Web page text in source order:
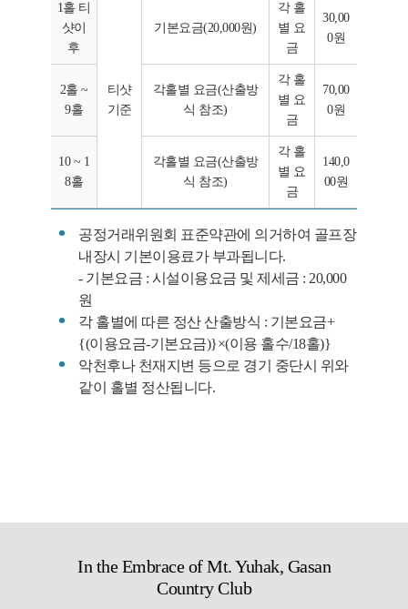
1홀 티
샷이
후
티샷
기준
기본요금(20,000원)
각 홀
별 요
금
30,00
0원
2홀 ~
9홀
각홀별 요금(산출방
식 참조)
각 홀
별 요
금
70,00
0원
10 ~ 1
8홀
각홀별 요금(산출방
식 참조)
각 홀
별 요
금
140,0
00원
공정거래위원회 표준약관에 의거하여 골프장
내장시 기본이용료가 부과됩니다.
- 기본요금 : 시설이용요금 및 제세금 : 20,000
원
각 홀별에 따른 정산 산출방식 : 기본요금+
{(이용요금-기본요금)}×(이용 홀수/18홀)}
악천후나 천재지변 등으로 경기 중단시 위와
같이 홀별 정산됩니다.
In the Embrace of Mt. Yuhak, Gasan
Country Club